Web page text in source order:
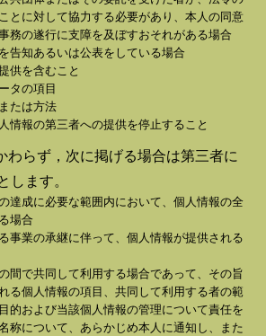
とに対して協力する必要があり、本人の同意
務の遂行に支障を及ぼすおそれがある場合
告知あるいは公表をしている場合
供を含むこと
タの項目
たは方法
情報の第三者への提供を停止すること
わらず，次に掲げる場合は第三者に
します。
達成に必要な範囲内において、個人情報の全
場合
事業の承継に伴って、個人情報が提供される
間で共同して利用する場合であって、その旨
る個人情報の項目、共同して利用する者の範
的および当該個人情報の管理について責任を
称について、あらかじめ本人に通知し、また